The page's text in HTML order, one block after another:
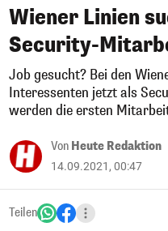
Wiener Linien
Security-
Job gesucht? Bei den
Interessenten jetzt als
werden die ersten
Von Heute Redaktion
14.09.2021, 00:47
Teilen